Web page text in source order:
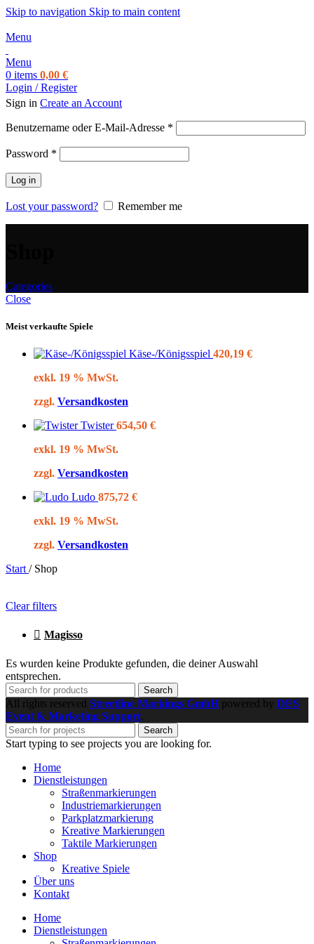
Skip to navigation Skip to main content
Menu
Menu
0 items 0,00 €
Login / Register
Sign in Create an Account
Benutzername oder E-Mail-Adresse *
Password *
Log in
Lost your password? Remember me
Categories
Close
Meist verkaufte Spiele
Käse-/Königsspiel 420,19 €
exkl. 19 % MwSt.
zzgl. Versandkosten
Twister654,50 €
exkl. 19 % MwSt.
zzgl. Versandkosten
Ludo 875,72 €
exkl. 19 % MwSt.
zzgl. Versandkosten
Start / Shop
Clear filters
Magisso
Es wurden keine Produkte gefunden, die deiner Auswahl
entsprechen.
Search
All rights reserved Streetline Markings GmbH powered by DES
Event & Marketing Support
Search
Start typing to see projects you are looking for.
Home
Dienstleistungen
Straßenmarkierungen
Industriemarkierungen
Parkplatzmarkierung
Kreative Markierungen
Taktile Markierungen
Shop
Kreative Spiele
Über uns
Kontakt
Home
Dienstleistungen